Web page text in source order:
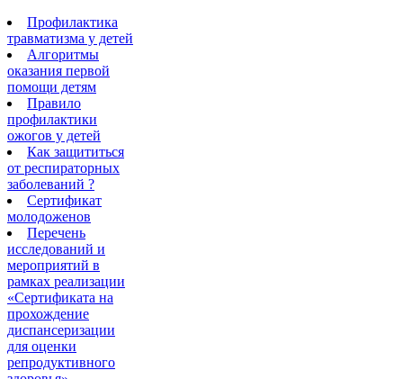
Профилактика
травматизма у детей
Алгоритмы
оказания первой
помощи детям
Правило
профилактики
ожогов у детей
Как защититься
от респираторных
заболеваний ?
Сертификат
молодоженов
Перечень
исследований и
мероприятий в
рамках реализации
«Сертификата на
прохождение
диспансеризации
для оценки
репродуктивного